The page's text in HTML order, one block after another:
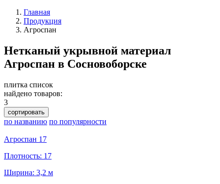
Главная
Продукция
Агроспан
Нетканый укрывной материал
Агроспан в Сосновоборске
плитка список
найдено товаров:
3
сортировать
по названию по популярности
Агроспан 17
Плотность: 17
Ширина: 3,2 м